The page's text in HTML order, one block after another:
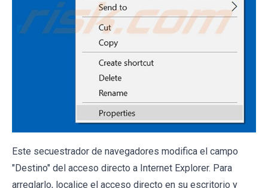
Este secuestrador de navegadores modifica el campo
"Destino" del acceso directo a Internet Explorer. Para
arreglarlo, localice el acceso directo en su escritorio y